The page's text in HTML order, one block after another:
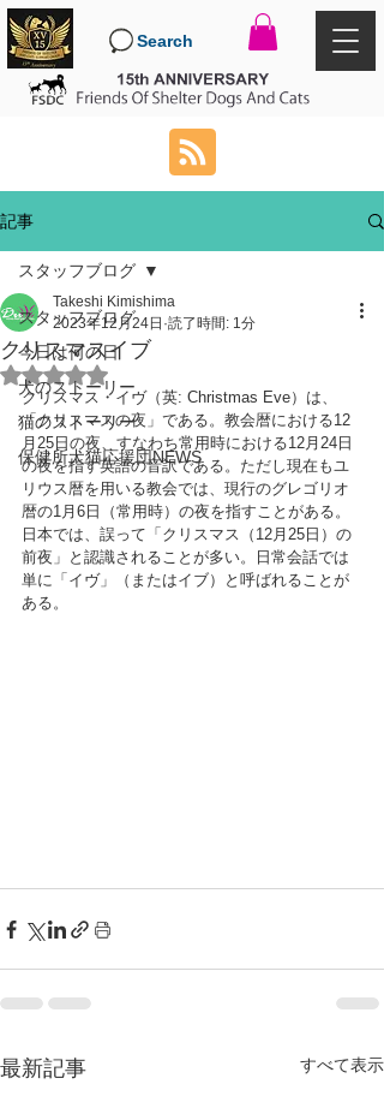
Search
記事
スタッフブログ
今日は何の日
犬のストーリー
猫のストーリー
保健所犬猫応援団NEWS
スタッフブログ
クリスマスイブ
Takeshi Kimishima
2023年12月24日 読了時間: 1分
5つ星のうちNaNと評価されています。
クリスマス・イヴ（英: Christmas Eve）は、
「クリスマスの夜」である。教会暦における12
月25日の夜、すなわち常用時における12月24日
の夜を指す英語の音訳である。ただし現在もユ
リウス暦を用いる教会では、現行のグレゴリオ
暦の1月6日（常用時）の夜を指すことがある。
日本では、誤って「クリスマス（12月25日）の
前夜」と認識されることが多い。日常会話では
単に「イヴ」（またはイブ）と呼ばれることが
ある。
最新記事 すべて表示